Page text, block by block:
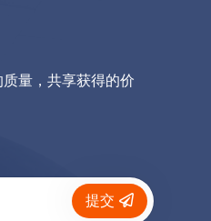
量，共享获得的价
提交